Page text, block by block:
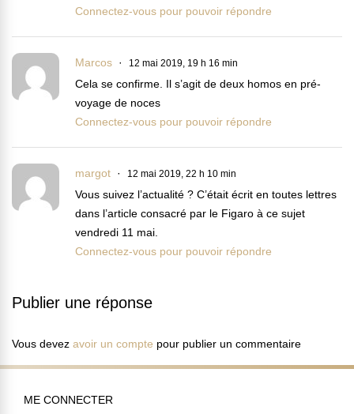
Connectez-vous pour pouvoir répondre
Marcos 12 mai 2019, 19 h 16 min
Cela se confirme. Il s’agit de deux homos en pré-
voyage de noces
Connectez-vous pour pouvoir répondre
margot 12 mai 2019, 22 h 10 min
Vous suivez l’actualité ? C’était écrit en toutes lettres
dans l’article consacré par le Figaro à ce sujet
vendredi 11 mai.
Connectez-vous pour pouvoir répondre
Publier une réponse
Vous devez avoir un compte pour publier un commentaire
ME CONNECTER